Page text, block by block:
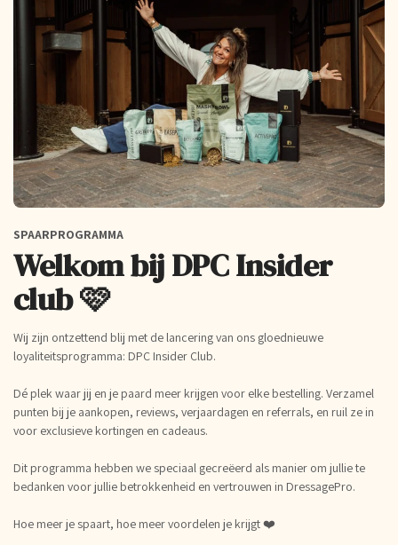
SPAARPROGRAMMA
Welkom bij DPC Insider
club 🩷
Wij zijn ontzettend blij met de lancering van ons gloednieuwe
loyaliteitsprogramma: DPC Insider Club.
Dé plek waar jij en je paard meer krijgen voor elke bestelling. Verzamel
punten bij je aankopen, reviews, verjaardagen en referrals, en ruil ze in
voor exclusieve kortingen en cadeaus.
Dit programma hebben we speciaal gecreëerd als manier om jullie te
bedanken voor jullie betrokkenheid en vertrouwen in DressagePro.
Hoe meer je spaart, hoe meer voordelen je krijgt ❤️